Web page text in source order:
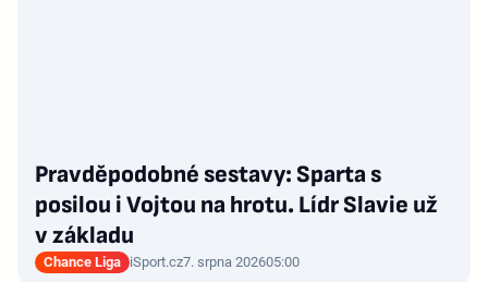
Pravděpodobné sestavy: Sparta s
posilou i Vojtou na hrotu. Lídr Slavie už
v základu
Chance Liga iSport.cz7. srpna 202605:00